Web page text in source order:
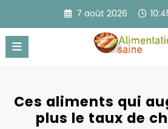
contenu
7 août 2026
Ces aliments qui
plus le taux de